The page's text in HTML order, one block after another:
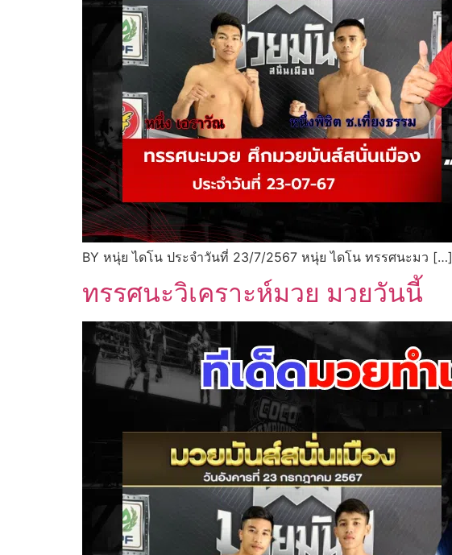
BY หนุ่ย ไดโน ประจำวันที่ 23/7/2567 หนุ่ย ไดโน ทรรศนะมว […]
ทรรศนะวิเคราะห์มวย มวยวันนี้